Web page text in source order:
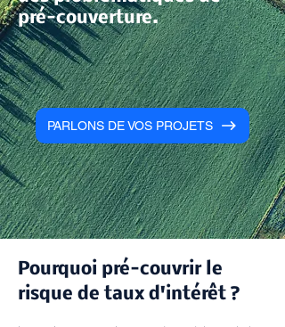
pré-couverture.
PARLONS DE VOS PROJETS
Pourquoi pré-couvrir le
risque de taux d'intérêt ?